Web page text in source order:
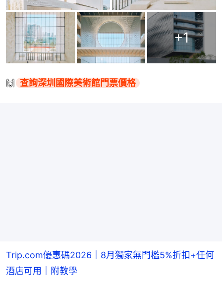
+1
🙌 查詢深圳國際美術館門票價格
Trip.com優惠碼2026｜8月獨家無門檻5%折扣+任何
酒店可用｜附教學